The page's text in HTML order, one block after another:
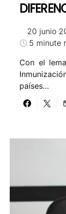
20 junio
5 minute
Con el
países…